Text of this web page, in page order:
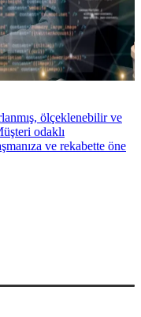
ölçeklenebilir ve
odaklı
ve rekabette öne